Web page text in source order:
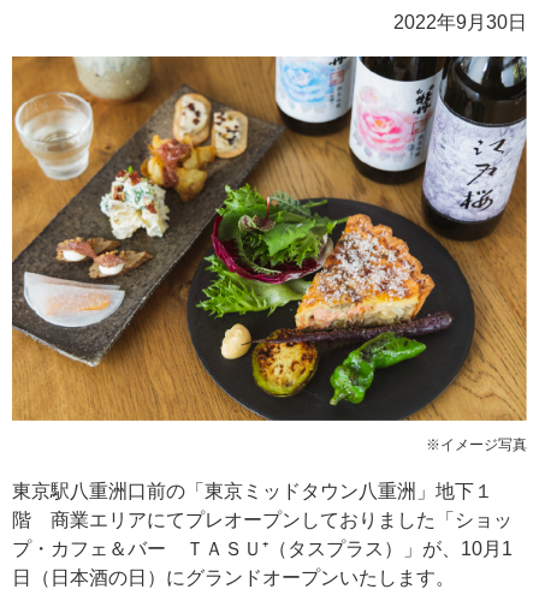
2022年9月30日
※イメージ写真
東京駅八重洲口前の「東京ミッドタウン八重洲」地下１
階 商業エリアにてプレオープンしておりました「ショッ
プ・カフェ＆バー ＴＡＳＵ⁺（タスプラス）」が、10月1
日（日本酒の日）にグランドオープンいたします。